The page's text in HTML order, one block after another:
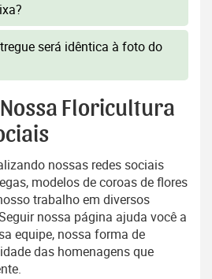
será idêntica à foto do
Floricultura
nossas redes sociais
modelos de coroas de flores
trabalho em diversos
nossa página ajuda você a
equipe, nossa forma de
das homenagens que